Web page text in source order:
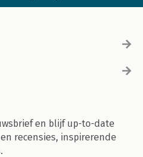
en blijf up-to-date
recensies, inspirerende